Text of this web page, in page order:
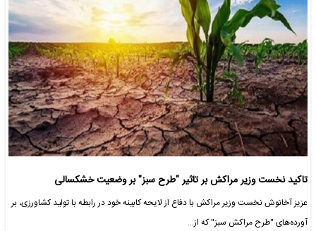
تاکید نخست وزیر مراکش بر تاثیر "طرح سبز" بر وضعیت خشکسالی
عزیز آخانوش نخست وزیر مراکش با دفاع از لایحه کابینه خود در رابطه با تولید کشاورزی، بر
آورده‌های "طرح مراکش سبز" که از…